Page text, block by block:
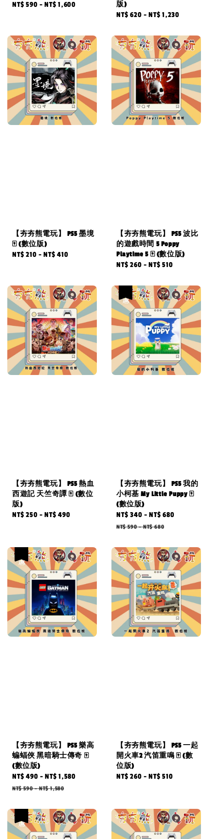
Regular
NT$ 590 -NT$ 1,600
版)
Regular
NT$ 620 -NT$ 1,230
【夯夯熊電玩】 PS5 墨境
🀄 (數位版)
Regular
NT$ 210 -NT$ 410
【夯夯熊電玩】 PS5 波比
的遊戲時間 5 Poppy
Playtime 5 🀄 (數位版)
Regular
NT$ 260 -NT$ 510
【夯夯熊電玩】 PS5 熱血
西遊記 天竺奇譚 🀄 (數位
版)
Regular
NT$ 250 -NT$ 490
【夯夯熊電玩】 PS5 我的
小柯基 My Little Puppy 🀄
(數位版)
Sale
price
NT$ 340 -NT$ 680
NT$ 590-NT$ 680
【夯夯熊電玩】 PS5 樂高
蝙蝠俠 黑暗騎士傳奇 🀄
(數位版)
Sale
price
NT$ 490 -NT$ 1,580
NT$ 590-NT$ 1,580
【夯夯熊電玩】 PS5 一起
開火車2 汽笛重鳴 🀄 (數
位版)
Regular
NT$ 260 -NT$ 510